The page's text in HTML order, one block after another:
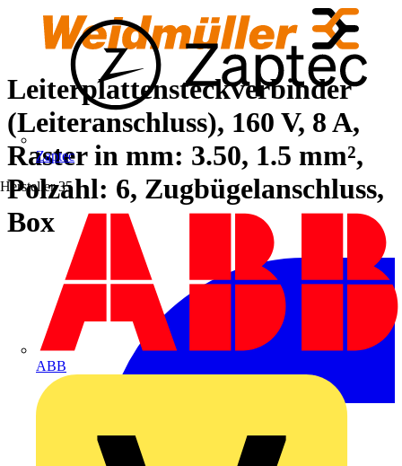
Zaptec
Hersteller 35
ABB
Leiterplattensteckverbinder
(Leiteranschluss), 160 V, 8 A,
Raster in mm: 3.50, 1.5 mm²,
Polzahl: 6, Zugbügelanschluss,
Box